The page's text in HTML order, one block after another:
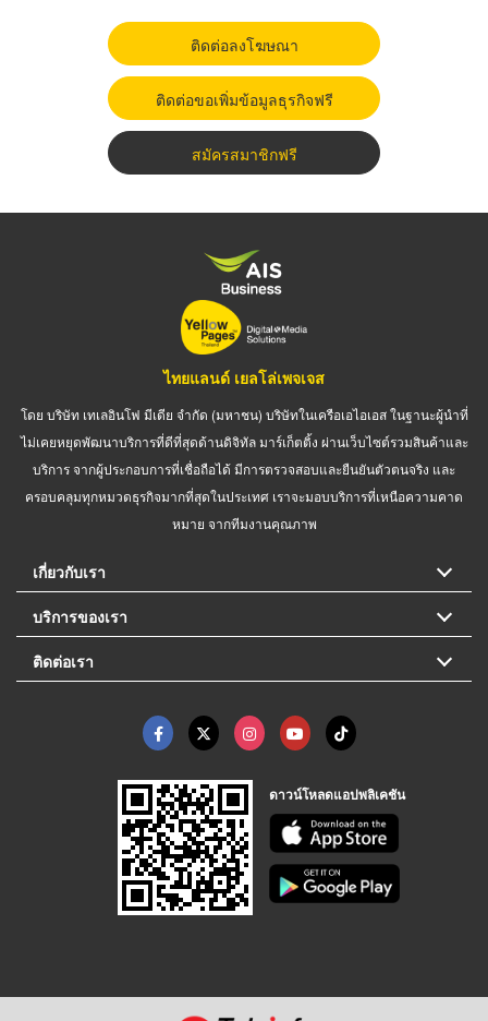
ติดต่อลงโฆษณา
ติดต่อขอเพิ่มข้อมูลธุรกิจฟรี
สมัครสมาชิกฟรี
ไทยแลนด์ เยลโล่เพจเจส
โดย บริษัท เทเลอินโฟ มีเดีย จำกัด (มหาชน) บริษัทในเครือเอไอเอส ในฐานะผู้นำที่
ไม่เคยหยุดพัฒนาบริการที่ดีที่สุดด้านดิจิทัล มาร์เก็ตติ้ง ผ่านเว็บไซต์รวมสินค้าและ
บริการ จากผู้ประกอบการที่เชื่อถือได้ มีการตรวจสอบและยืนยันตัวตนจริง และ
ครอบคลุมทุกหมวดธุรกิจมากที่สุดในประเทศ เราจะมอบบริการที่เหนือความคาด
หมาย จากทีมงานคุณภาพ
เกี่ยวกับเรา
บริการของเรา
ติดต่อเรา
ดาวน์โหลดแอปพลิเคชัน